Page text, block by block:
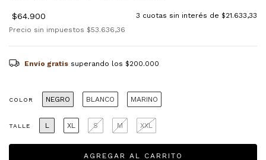
$64.900 3 cuotas sin interés de $21.633,33
Precio sin impuestos $53.636,36
Envío gratis superando los $200.000
COLOR NEGRO BLANCO MARINO
TALLE L XL S M XXL